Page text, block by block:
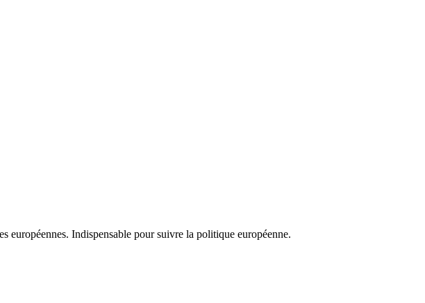
européennes. Indispensable pour suivre la politique européenne.